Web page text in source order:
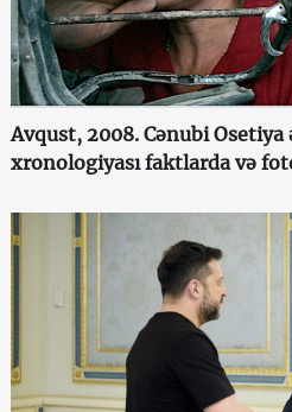
Avqust, 2008. Cənubi
xronologiyası faktlarda və